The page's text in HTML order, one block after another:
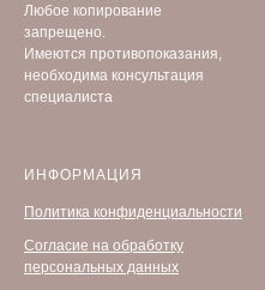
Любое копирование
запрещено.
Имеются противопоказания,
необходима консультация
специалиста
ИНФОРМАЦИЯ
Политика конфиденциальности
Согласие на обработку
персональных данных